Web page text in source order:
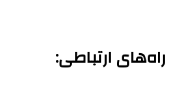
​راه‌های ارتباطی: